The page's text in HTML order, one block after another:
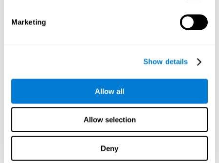
Marketing
Show details
Allow all
Allow selection
Deny
cognitivo.
uma intervenção personalizada.
Os dados recolhem-se e codificam-se durante o treino
correctamente a tarefa. A CogniFit analiza e compara estes
dados de maneira autónoma, pelo que não necessitamos
fazer nenhum cálculo para ver a nossa evolução cognitiva.
permitem
treinar muitos dos principais processose habilidades
cognitivas implicadas nas tarefas que requerem que
centremos o nosso foco atencional num ou vários estímulos